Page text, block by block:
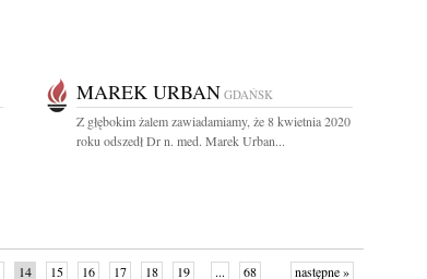
MAREK URBAN GDAŃSK
Z głębokim żalem zawiadamiamy, że 8 kwietnia 2020
roku odszedł Dr n. med. Marek Urban...
14 15 16 17 18 19 ... 68 następne »